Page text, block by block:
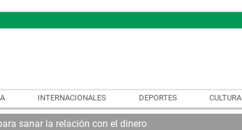
INTERNACIONALES DEPORTES CULTURA
sanar la relación con el dinero